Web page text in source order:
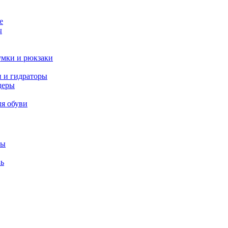
и рюкзаки
и гидраторы
обуви